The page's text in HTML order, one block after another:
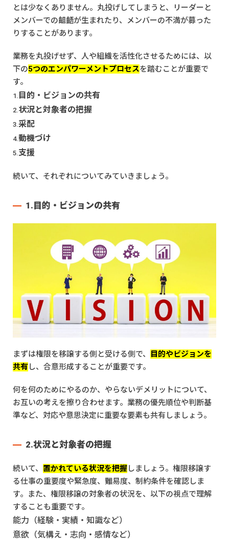
とは少なくありません。丸投げしてしまうと、リーダーと
メンバーでの齟齬が生まれたり、メンバーの不満が募った
りすることがあります。
業務を丸投げせず、人や組織を活性化させるためには、以
下の5つのエンパワーメントプロセスを踏むことが重要で
す。
目的・ビジョンの共有
状況と対象者の把握
采配
動機づけ
支援
続いて、それぞれについてみていきましょう。
1.目的・ビジョンの共有
まずは権限を移譲する側と受ける側で、
目的やビジョンを
共有し、合意形成することが重要です。
何を何のためにやるのか、やらないデメリットについて、
お互いの考えを擦り合わせます。業務の優先順位や判断基
準など、対応や意思決定に重要な要素も共有しましょう。
2.状況と対象者の把握
続いて、 置かれている状況を把握しましょう。権限移譲す
る仕事の重要度や緊急度、難易度、制約条件を確認しま
す。また、権限移譲の対象者の状況を、以下の視点で理解
することも重要です。
能力（経験・実績・知識など）
意欲（気構え・志向・感情など）